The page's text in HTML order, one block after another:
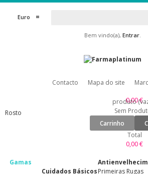
Euro
Bem vindo(a), Entrar.
Contacto Mapa do site
0,00 €
produto
Sem
Carrinho
Total
0,00 €
Rosto
Gamas
Cuidados BásicosPrimeiras Rugas